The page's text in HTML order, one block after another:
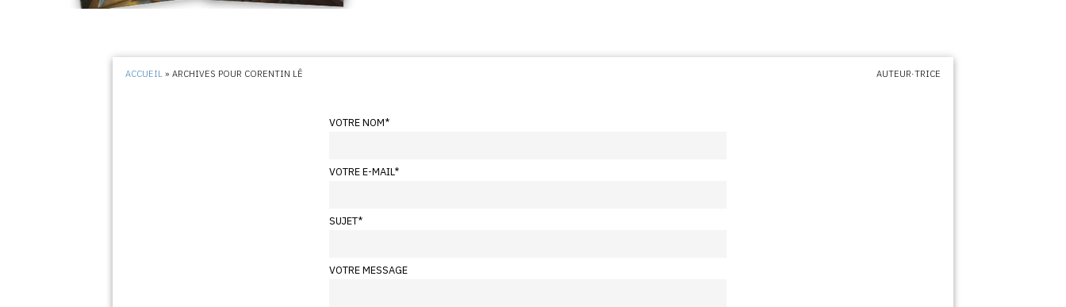
ACCUEIL »ARCHIVES POUR CORENTIN LÊ AUTEUR·TRICE
VOTRE NOM*
VOTRE E-MAIL*
SUJET*
VOTRE MESSAGE